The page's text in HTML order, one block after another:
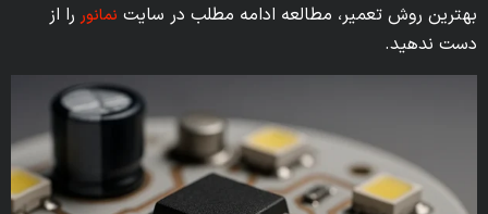
بهترین روش تعمیر، مطالعه ادامه مطلب در سایت نمانور را از
دست ندهید.